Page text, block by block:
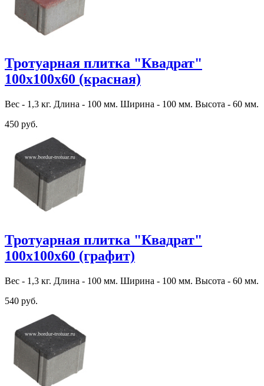
Тротуарная плитка "Квадрат"
100х100х60 (красная)
Вес - 1,3 кг. Длина - 100 мм. Ширина - 100 мм. Высота - 60 мм.
450 руб.
Тротуарная плитка "Квадрат"
100х100х60 (графит)
Вес - 1,3 кг. Длина - 100 мм. Ширина - 100 мм. Высота - 60 мм.
540 руб.